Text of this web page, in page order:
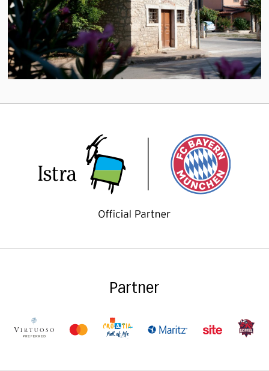
Partner